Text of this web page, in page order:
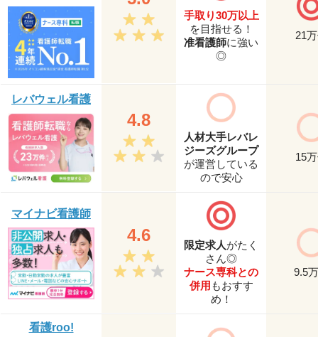
手取り30万以上
を目指せる！
准看護師に強い
◎
21
レバウェル看護
4.8
人材大手レバレ
ジーズグループ
が運営している
ので安心
15
マイナビ看護師
4.6
限定求人がたく
さん◎
ナース専科との
併用 もおすす
め！
9.5
看護roo!